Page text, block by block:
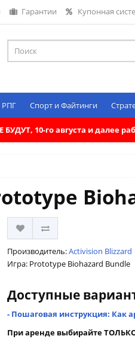
Гарантии Купонная
РПГ Спорт и Файтинги
10-го августа и далее
Производитель:Activision Blizzard
Игра: Prototype Biohazard Bundle
Доступные
- Пошаговая инструкция: Как
При аренде выбирайте